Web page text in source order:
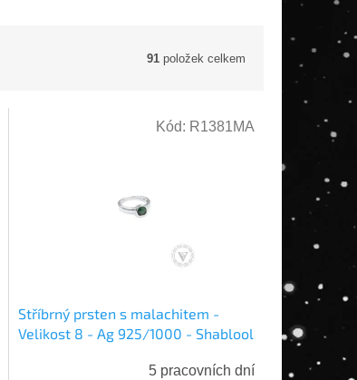
91 položek celkem
Stříbrný prsten s malachitem -
Velikost 8 - Ag 925/1000 - Shablool
5 pracovních dní
Kód: R1381MA